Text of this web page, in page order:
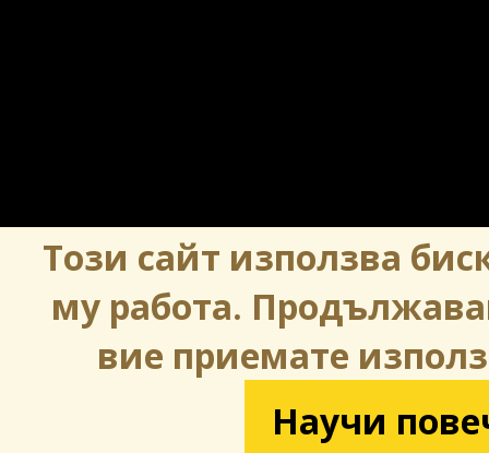
Този сайт използва
му работа.
вие приемате
Научи